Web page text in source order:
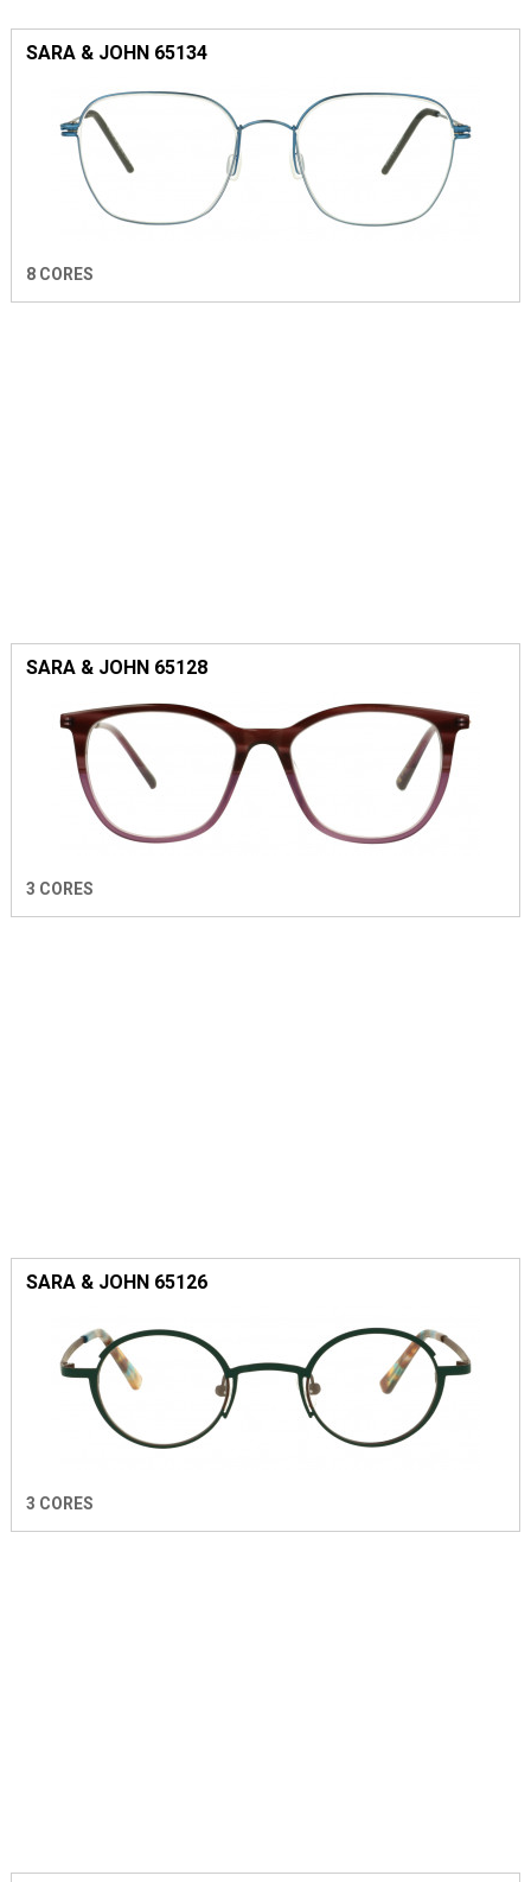
SARA & JOHN 65134
8 CORES
SARA & JOHN 65128
3 CORES
SARA & JOHN 65126
3 CORES